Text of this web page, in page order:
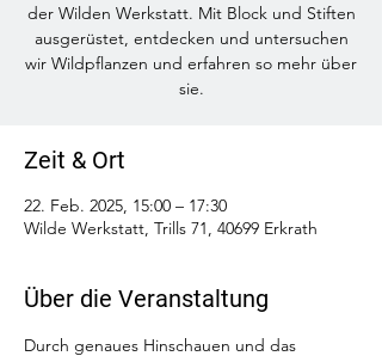
der Wilden Werkstatt. Mit Block und Stiften
ausgerüstet, entdecken und untersuchen
wir Wildpflanzen und erfahren so mehr über
sie.
Zeit & Ort
22. Feb. 2025, 15:00 – 17:30
Wilde Werkstatt, Trills 71, 40699 Erkrath
Über die Veranstaltung
Durch genaues Hinschauen und das